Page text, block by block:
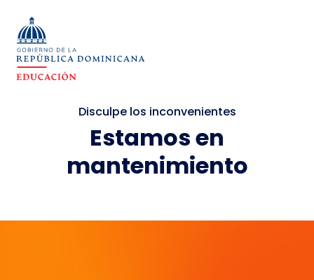
Disculpe los inconvenientes
Estamos en
mantenimiento